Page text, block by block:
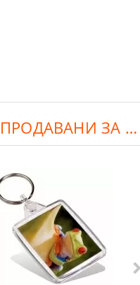
НАЙ-ПРОДАВАНИ ЗА ДЕНЯ: